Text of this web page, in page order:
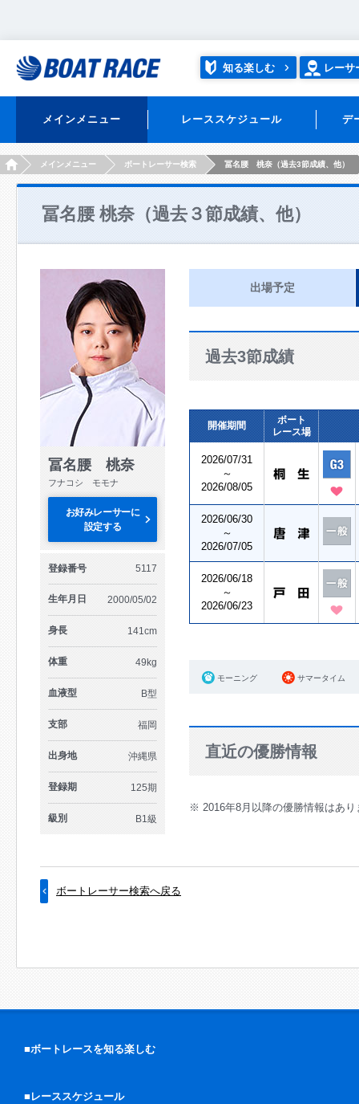
知る楽しむ レーサ
メインメニュー レーススケジュール デ
HOMEメインメニュー ボートレーサー検索 冨名腰 桃奈（過去3節成績、他）
冨名腰 桃奈（過去３節成績、他）
冨名腰 桃奈
フナコシ モモナ
お好みレーサーに
設定する
登録番号 5117
生年月日 2000/05/02
身長 141cm
体重 49kg
血液型 B型
支部 福岡
出身地 沖縄県
登録期 125期
級別 B1級
出場予定
過去3節成績
開催期間
ボート
レース場
2026/07/31
～
2026/08/05
2026/06/30
～
2026/07/05
2026/06/18
～
2026/06/23
モーニング サマータイム
直近の優勝情報
※ 2016年8月以降の優勝情報はあり
ボートレーサー検索へ戻る
■ボートレースを知る楽しむ
■レーススケジュール